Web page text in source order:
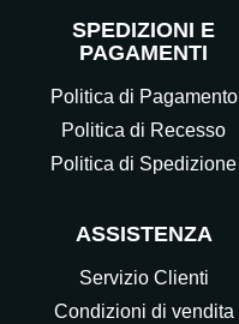
SPEDIZIONI E
PAGAMENTI
Politica di Pagamento
Politica di Recesso
Politica di Spedizione
ASSISTENZA
Servizio Clienti
Condizioni di vendita